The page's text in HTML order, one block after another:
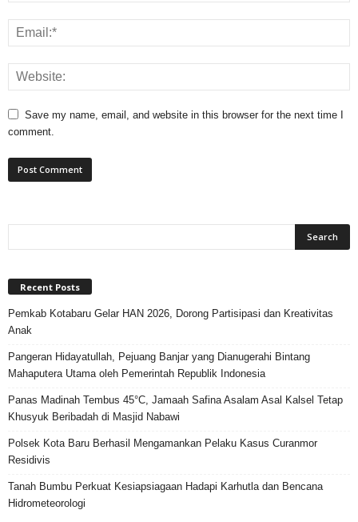
Save my name, email, and website in this browser for the next time I
comment.
Recent Posts
Pemkab Kotabaru Gelar HAN 2026, Dorong Partisipasi dan Kreativitas
Anak
Pangeran Hidayatullah, Pejuang Banjar yang Dianugerahi Bintang
Mahaputera Utama oleh Pemerintah Republik Indonesia
Panas Madinah Tembus 45°C, Jamaah Safina Asalam Asal Kalsel Tetap
Khusyuk Beribadah di Masjid Nabawi
Polsek Kota Baru Berhasil Mengamankan Pelaku Kasus Curanmor
Residivis
Tanah Bumbu Perkuat Kesiapsiagaan Hadapi Karhutla dan Bencana
Hidrometeorologi